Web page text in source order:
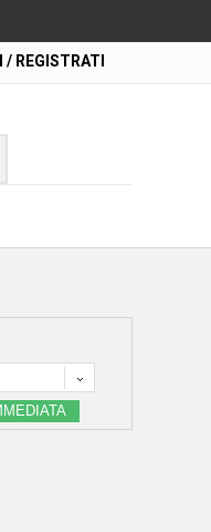
/ REGISTRATI